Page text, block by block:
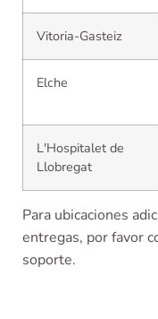
Vitoria-Gasteiz
Elche
L'Hospitalet de
Llobregat
Para ubicaciones
entregas, por favor
soporte.